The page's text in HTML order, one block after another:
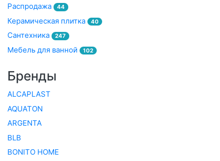
Распродажа 44
Керамическая плитка 40
Сантехника 247
Мебель для ванной 102
Бренды
ALCAPLAST
AQUATON
ARGENTA
BLB
BONITO HOME